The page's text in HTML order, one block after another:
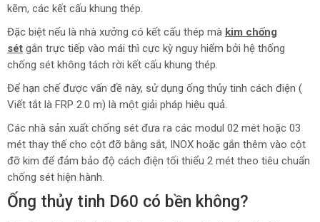
kẽm, các kết cấu khung thép.
Đặc biệt nếu là nhà xưởng có kết cấu thép mà kim chống
sét gắn trực tiếp vào mái thì cực kỳ nguy hiểm bởi hệ thống
chống sét không tách rời kết cấu khung thép.
Để hạn chế được vấn đề này, sử dụng ống thủy tinh cách điện (
Viết tắt là FRP 2.0 m) là một giải pháp hiệu quả.
Các nhà sản xuất chống sét đưa ra các modul 02 mét hoặc 03
mét thay thế cho cột đỡ bằng sắt, INOX hoặc gắn thêm vào cột
đỡ kim để đảm bảo độ cách điện tối thiểu 2 mét theo tiêu chuẩn
chống sét hiện hành.
Ống thủy tinh D60 có bền không?